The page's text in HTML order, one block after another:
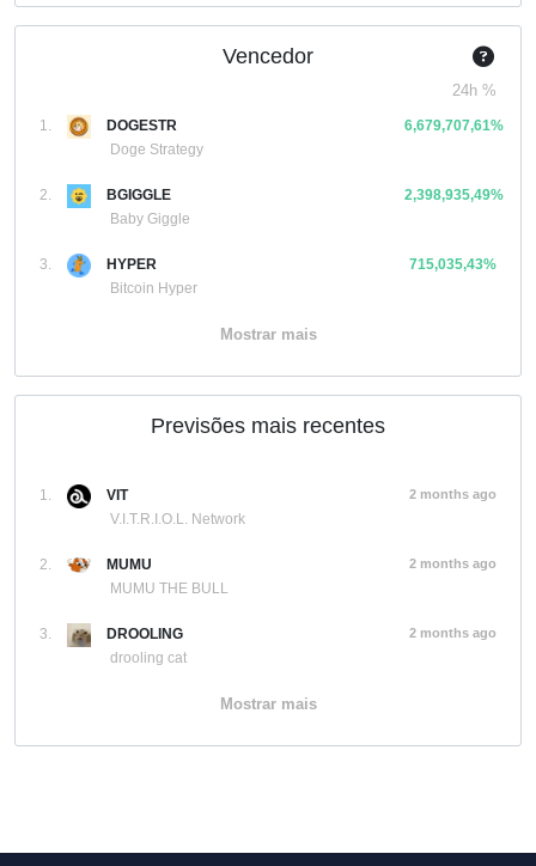
Vencedor
24h %
1.
DOGESTR
Doge Strategy
6,679,707,61%
2.
BGIGGLE
Baby Giggle
2,398,935,49%
3.
HYPER
Bitcoin Hyper
715,035,43%
Mostrar mais
Previsões mais recentes
1.
VIT
V.I.T.R.I.O.L. Network
2 months ago
2.
MUMU
MUMU THE BULL
2 months ago
3.
DROOLING
drooling cat
2 months ago
Mostrar mais